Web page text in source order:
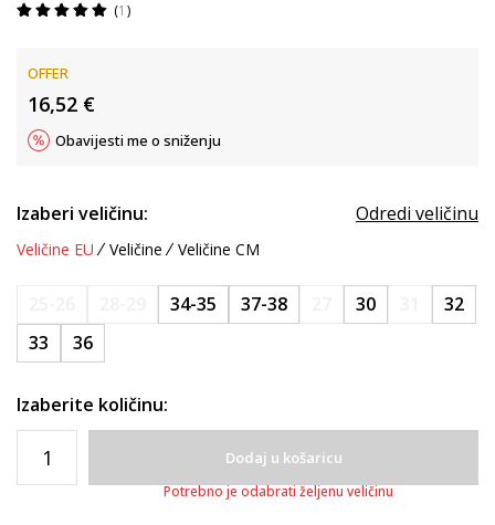
1
OFFER
16,52 €
Obavijesti me o sniženju
Izaberi veličinu: Odredi veličinu
Veličine EU Veličine Veličine CM
34-35 37-38 30
32
33
36
Izaberite količinu:
Dodaj u košaricu
Potrebno je odabrati željenu veličinu